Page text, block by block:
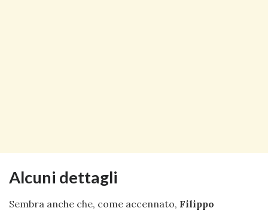
Alcuni dettagli
Sembra anche che, come accennato, Filippo